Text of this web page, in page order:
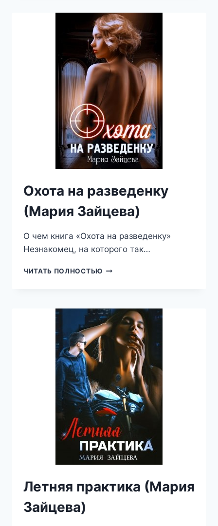
Охота на разведенку
(Мария Зайцева)
О чем книга «Охота на разведенку»
Незнакомец, на которого так…
ЧИТАТЬ ПОЛНОСТЬЮ ОХОТА
ЗАЙЦЕВА)
Летняя практика (Мария
Зайцева)